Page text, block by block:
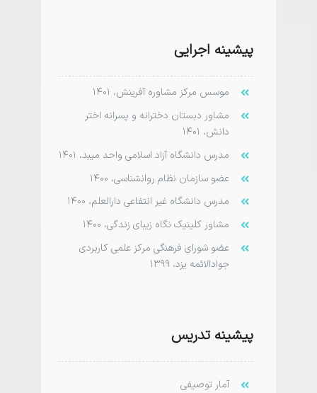
پیشینه اجرایی
موسس مرکز مشاوره آفرینش، ۱۴۰۱
مشاور دبستان دخترانه و پسرانه اختر
دانش، ۱۴۰۱
مدرس دانشگاه آزاد اسلامی واحد میبد، ۱۴۰۱
عضو سازمان نظام روانشناسی، ۱۴۰۰
مدرس دانشگاه غیر انتفاعی دارالعلم، ۱۴۰۰
مشاور کلینیک نگاه زیبای زندگی، ۱۴۰۰
عضو شورای فرهنگی مرکز علمی کاربردی
جوادالائمه یزد، ۱۳۹۹
پیشینه تدریس
آمار توصیفی